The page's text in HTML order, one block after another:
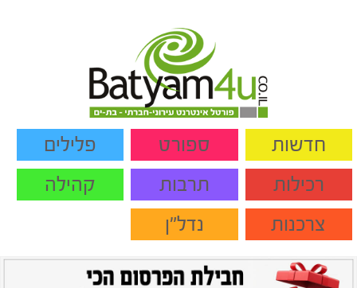
חדשות ספורט
פלילים
רכילות
תרבות
קהילה
צרכנות
נדל"ן